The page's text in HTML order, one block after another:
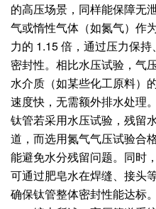
的高压场景，同样能保障无
气或惰性气体（如氮气）作
力的 1.15 倍，通过压力保
密封性。相比水压试验，气
水介质（如某些化工原料）
速度快，无需额外排水处理
钛管若采用水压试验，残留
道，而选用氮气气压试验合
能避免水分残留问题。同时
可通过肥皂水在焊缝、接头
确保钛管整体密封性能达标。